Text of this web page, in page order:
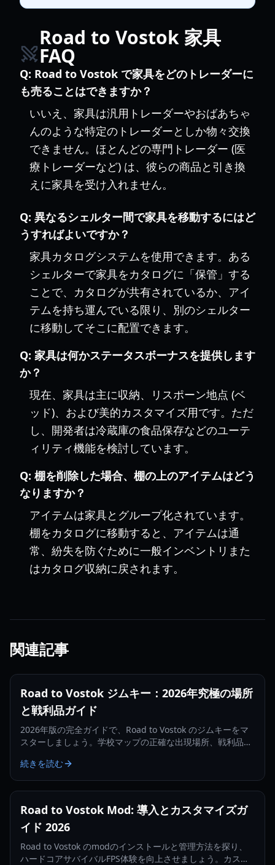
Road to Vostok 家具
FAQ
Q: Road to Vostok で家具をどのトレーダーに
も売ることはできますか？
いいえ、家具は汎用トレーダーやおばあちゃ
んのような特定のトレーダーとしか物々交換
できません。ほとんどの専門トレーダー (医
療トレーダーなど) は、彼らの商品と引き換
えに家具を受け入れません。
Q: 異なるシェルター間で家具を移動するにはど
うすればよいですか？
家具カタログシステムを使用できます。ある
シェルターで家具をカタログに「保管」する
ことで、カタログが共有されているか、アイ
テムを持ち運んでいる限り、別のシェルター
に移動してそこに配置できます。
Q: 家具は何かステータスボーナスを提供します
か？
現在、家具は主に収納、リスポーン地点 (ベ
ッド)、および美的カスタマイズ用です。ただ
し、開発者は冷蔵庫の食品保存などのユーテ
ィリティ機能を検討しています。
Q: 棚を削除した場合、棚の上のアイテムはどう
なりますか？
アイテムは家具とグループ化されています。
棚をカタログに移動すると、アイテムは通
常、紛失を防ぐために一般インベントリまた
はカタログ収納に戻されます。
関連記事
Road to Vostok ジムキー：2026年究極の場所
と戦利品ガイド
2026年版の完全ガイドで、Road to Vostok のジムキーをマ
スターしましょう。学校マップの正確な出現場所、戦利品テ
続きを読む
Road to Vostok Mod: 導入とカスタマイズガ
イド 2026
Road to Vostok のmodのインストールと管理方法を探り、
ハードコアサバイバルFPS体験を向上させましょう。カスタ